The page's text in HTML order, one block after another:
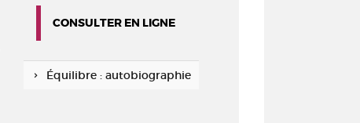
CONSULTER EN LIGNE
Équilibre : autobiographie